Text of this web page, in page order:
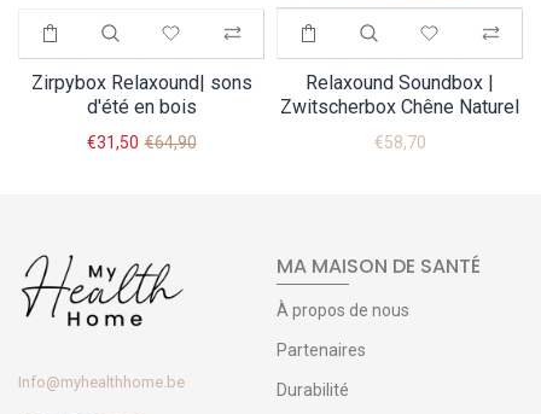
Zirpybox Relaxound| sons
d'été en bois
€31,50 €64,90
Relaxound Soundbox |
Zwitscherbox Chêne Naturel
€58,70
Info@myhealthhome.be
MA MAISON DE SANTÉ
À propos de nous
Partenaires
Durabilité